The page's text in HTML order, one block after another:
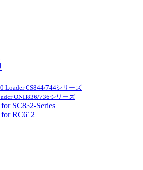
Loader CS844/744シリーズ
ONH836/736シリーズ
SC832-Series
RC612